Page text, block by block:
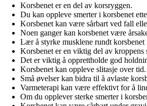
Korsbenet er en del av korsryggen.
Du kan oppleve smerter i korsbenet
Korsbenet kan være sårbart ved fall
Noen ganger kan korsbenet være
Lær å styrke musklene rundt korsbenet
Korsbenet er en viktig del av kroppens
Det er viktig å opprettholde god
Korsbenet kan oppleve slitasje over tid.
Små øvelser kan bidra til å avlaste
Varmeterapi kan være effektivt for å
Om du opplever sterke smerter i